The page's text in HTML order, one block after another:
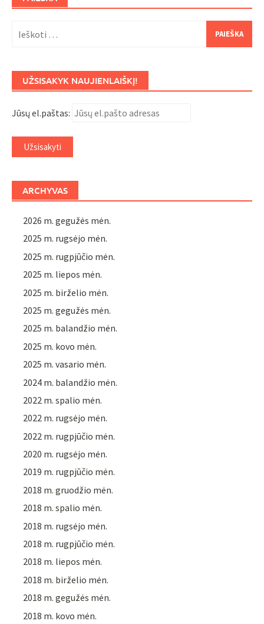
UŽSISAKYK NAUJIENLAIŠKĮ!
Jūsų el.paštas:
ARCHYVAS
2026 m. gegužės mėn.
2025 m. rugsėjo mėn.
2025 m. rugpjūčio mėn.
2025 m. liepos mėn.
2025 m. birželio mėn.
2025 m. gegužės mėn.
2025 m. balandžio mėn.
2025 m. kovo mėn.
2025 m. vasario mėn.
2024 m. balandžio mėn.
2022 m. spalio mėn.
2022 m. rugsėjo mėn.
2022 m. rugpjūčio mėn.
2020 m. rugsėjo mėn.
2019 m. rugpjūčio mėn.
2018 m. gruodžio mėn.
2018 m. spalio mėn.
2018 m. rugsėjo mėn.
2018 m. rugpjūčio mėn.
2018 m. liepos mėn.
2018 m. birželio mėn.
2018 m. gegužės mėn.
2018 m. kovo mėn.